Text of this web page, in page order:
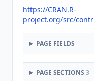
https://CRAN.R-
project.org/src/
PAGE FIELDS
PAGE SECTIONS 3